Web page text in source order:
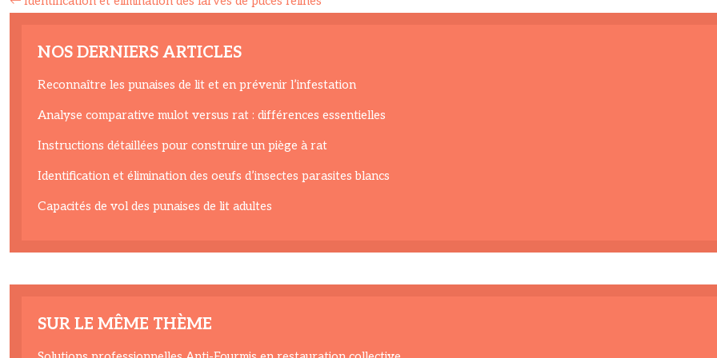
NOS DERNIERS ARTICLES
Reconnaître les punaises de lit et en prévenir l’infestation
Analyse comparative mulot versus rat : différences essentielles
Instructions détaillées pour construire un piège à rat
Identification et élimination des oeufs d’insectes parasites blancs
Capacités de vol des punaises de lit adultes
SUR LE MÊME THÈME